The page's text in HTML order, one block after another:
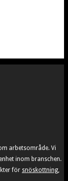
arbetsområde. Vi
inom branschen.
för snöskottning,